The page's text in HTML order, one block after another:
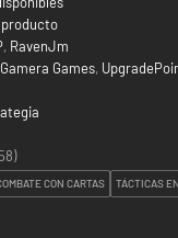
, RavenJm
Gamera Games,
)
CON CARTAS TÁCTICAS